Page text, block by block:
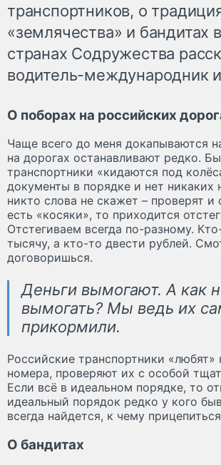
транспортников, о
«землячества» и бандитах
странах Содружества
водитель-международник
О поборах на российских
Чаще всего до меня докапываются
на дорогах останавливают редко.
транспортники «кидаются под
документы в порядке и нет никаких
никто слова не скажет – проверят и
есть «косяки», то приходится
Отстегиваем всегда по-разному.
тысячу, а кто-то двести рублей.
договоришься.
Деньги вымогают. А как
вымогать? Мы ведь их
прикормили.
Российские транспортники «любят»
номера, проверяют их с особой
Если всё в идеальном порядке, то
идеальный порядок редко у кого
всегда найдется, к чему
О бандитах